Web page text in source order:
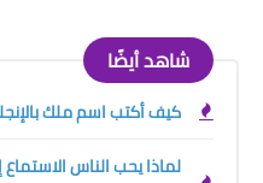
شاهد أيضًا
كيف أكتب اسم ملك
لماذا يحب الناس